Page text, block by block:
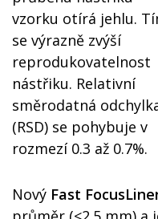
vzorku otírá jehlu.
se výrazně zvýší
reprodukovatelnost
nástřiku. Relativní
směrodatná
(RSD) se pohybuje v
rozmezí 0.3 až 0.7%.
Nový Fast